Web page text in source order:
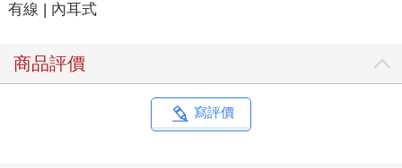
有線 | 內耳式
商品評價
寫評價